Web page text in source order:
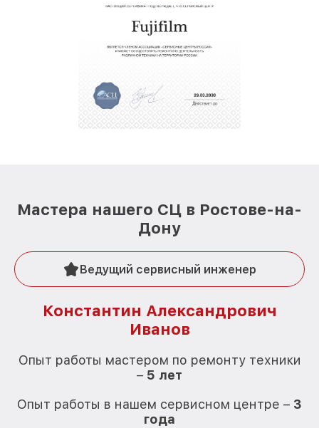
Мастера нашего СЦ в Ростове-на-
Дону
Ведущий сервисный инженер
Константин Александрович
Иванов
Опыт работы мастером по ремонту техники
– 5 лет
Опыт работы в нашем сервисном центре – 3
года